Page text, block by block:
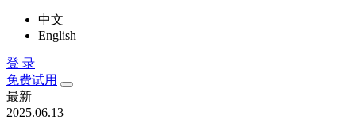
中文
English
登 录
免费试用
最新
2025.06.13